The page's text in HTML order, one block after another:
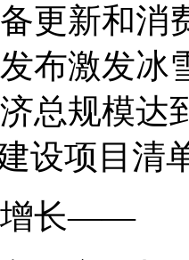
更新和消
布激发冰
总规模达
设项目清
增长——